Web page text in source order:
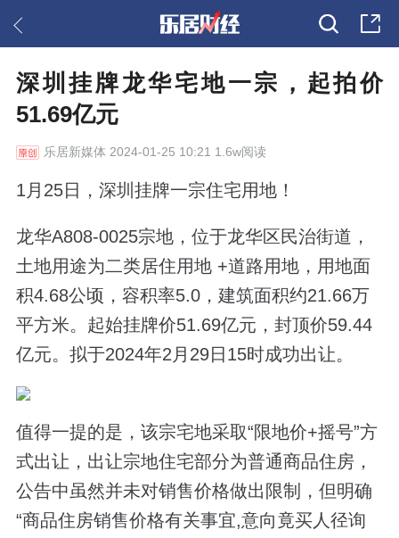
深圳挂牌龙华宅地一宗，起拍价
51.69亿元
乐居新媒体 2024-01-25 10:21 1.6w阅读
1月25日，深圳挂牌一宗住宅用地！
龙华A808-0025宗地，位于龙华区民治街道，
土地用途为二类居住用地 +道路用地，用地面
积4.68公顷，容积率5.0，建筑面积约21.66万
平方米。起始挂牌价51.69亿元，封顶价59.44
亿元。拟于2024年2月29日15时成功出让。
值得一提的是，该宗宅地采取“限地价+摇号”方
式出让，出让宗地住宅部分为普通商品住房，
公告中虽然并未对销售价格做出限制，但明确
“商品住房销售价格有关事宜,意向竟买人径询